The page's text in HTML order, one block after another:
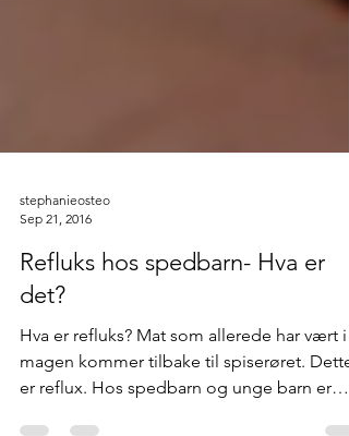
Sep 21, 2016
Refluks hos spedbarn- Hva er
det?
Hva er refluks? Mat som allerede har vært i
magen kommer tilbake til spiserøret. Dette
er reflux. Hos spedbarn og unge barn er